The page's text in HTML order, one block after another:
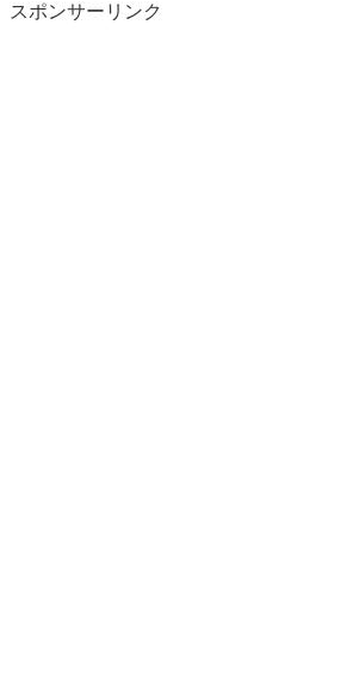
スポンサーリンク